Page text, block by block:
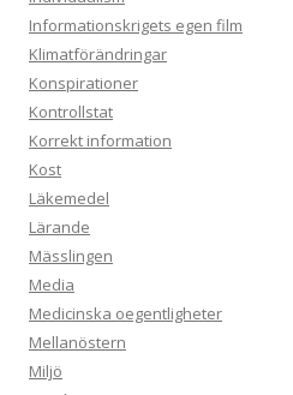
Informationskrigets egen film
Klimatförändringar
Konspirationer
Kontrollstat
Korrekt information
Kost
Läkemedel
Lärande
Mässlingen
Media
Medicinska oegentligheter
Mellanöstern
Miljö